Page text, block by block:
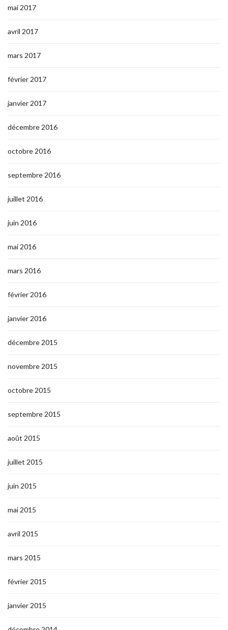
mai 2017
avril 2017
mars 2017
février 2017
janvier 2017
décembre 2016
octobre 2016
septembre 2016
juillet 2016
juin 2016
mai 2016
mars 2016
février 2016
janvier 2016
décembre 2015
novembre 2015
octobre 2015
septembre 2015
août 2015
juillet 2015
juin 2015
mai 2015
avril 2015
mars 2015
février 2015
janvier 2015